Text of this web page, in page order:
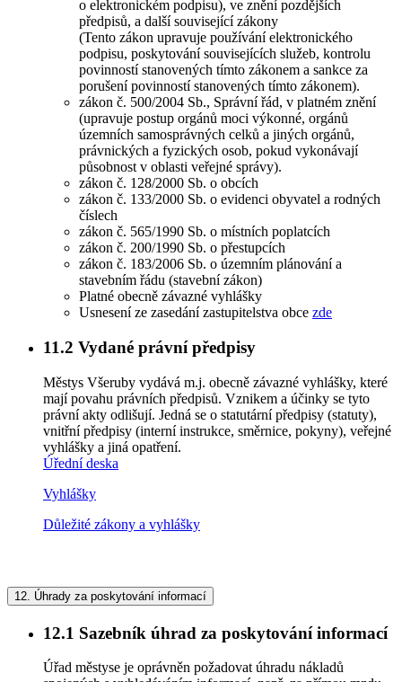
o elektronickém podpisu), ve znění pozdějších
předpisů, a další související zákony
(Tento zákon upravuje používání elektronického
podpisu, poskytování souvisejících služeb, kontrolu
povinností stanovených tímto zákonem a sankce za
porušení povinností stanovených tímto zákonem).
zákon č. 500/2004 Sb., Správní řád, v platném znění
(upravuje postup orgánů moci výkonné, orgánů
územních samosprávných celků a jiných orgánů,
právnických a fyzických osob, pokud vykonávají
působnost v oblasti veřejné správy).
zákon č. 128/2000 Sb. o obcích
zákon č. 133/2000 Sb. o evidenci obyvatel a rodných
číslech
zákon č. 565/1990 Sb. o místních poplatcích
zákon č. 200/1990 Sb. o přestupcích
zákon č. 183/2006 Sb. o územním plánování a
stavebním řádu (stavební zákon)
Platné obecně závazné vyhlášky
Usnesení ze zasedání zastupitelstva obce zde
11.2 Vydané právní předpisy
Městys Všeruby vydává m.j. obecně závazné vyhlášky, které
mají povahu právních předpisů. Vznikem a účinky se tyto
právní akty odlišují. Jedná se o statutární předpisy (statuty),
vnitřní předpisy (interní instrukce, směrnice, pokyny), veřejné
vyhlášky a jiná opatření.
Úřední deska
Vyhlášky
Důležité zákony a vyhlášky
12. Úhrady za poskytování informací
12.1 Sazebník úhrad za poskytování informací
Úřad městyse je oprávněn požadovat úhradu nákladů